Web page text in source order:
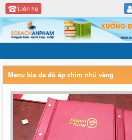
Liên hệ
Menu bìa da đỏ ép chìm nhũ vàng